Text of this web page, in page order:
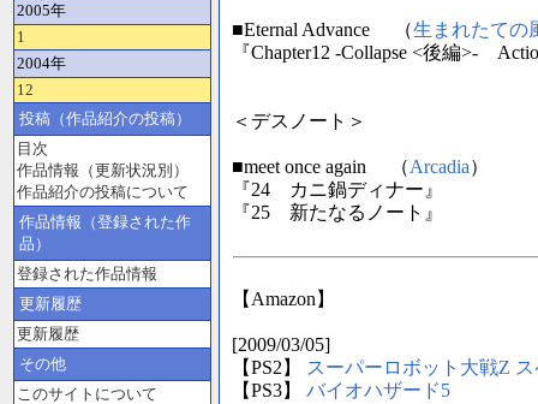
2005年
1
2004年
12
投稿（作品紹介の投稿）
目次
作品情報（更新状況別）
作品紹介の投稿について
作品情報（登録された作
品）
登録された作品情報
更新履歴
更新履歴
その他
このサイトについて
■Eternal Advance （生まれたての
『Chapter12 -Collapse <後編>-
＜デスノート＞
■meet once again （Arcadia）
『24 カニ鍋ディナー』
『25 新たなるノート』
【Amazon】
[2009/03/05]
【PS2】
スーパーロボット大戦Z
【PS3】
バイオハザード5